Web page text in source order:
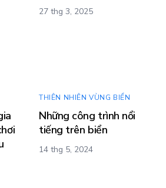
27 thg 3, 2025
THIÊN NHIÊN VÙNG BIỂN
Những công trình nổi
tiếng trên biển
14 thg 5, 2024